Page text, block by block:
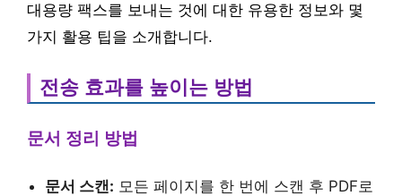
대용량 팩스를 보내는 것에 대한 유용한 정보와 몇
가지 활용 팁을 소개합니다.
전송 효과를 높이는 방법
문서 정리 방법
문서 스캔: 모든 페이지를 한 번에 스캔 후 PDF로